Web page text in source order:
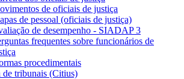
de oficiais de justiça
de pessoal (oficiais de justiça)
de desempenho - SIADAP 3
frequentes sobre funcionários de
procedimentais
de tribunais (Citius)